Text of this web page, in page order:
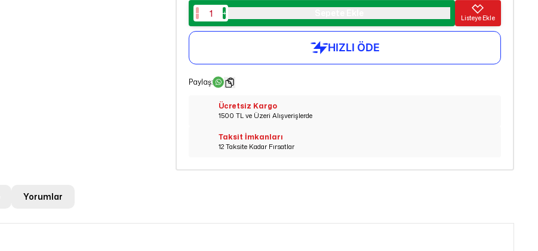
Listeye Ekle
Paylaş:
Ücretsiz Kargo
1500 TL ve Üzeri Alışverişlerde
Taksit İmkanları
12 Taksite Kadar Fırsatlar
Yorumlar